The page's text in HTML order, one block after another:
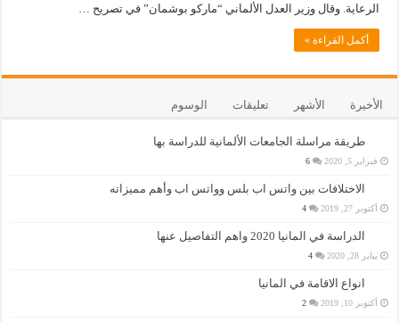
الرعاية. وقال وزير العدل الألماني “ماركو بوشمان” في تصريح …
أكمل القراءة »
الأخيرة الأشهر تعليقات الوسوم
طريقة مراسلة الجامعات الألمانية للدراسة بها
فبراير 5, 2020 6
الاختلافات بين واتس اب بلس وواتس اب وأهم مميزاته
أكتوبر 27, 2019 4
الدراسة في المانيا 2020 واهم التفاصيل عنها
يناير 28, 2020 4
انواع الاقامة في المانيا
أكتوبر 10, 2019 2